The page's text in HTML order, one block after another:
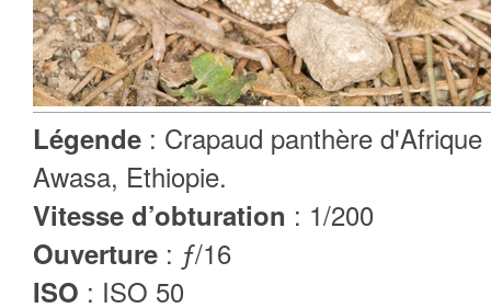
Légende : Crapaud panthère
Awasa, Ethiopie.
Vitesse d’obturation : 1/200
Ouverture : ƒ/16
ISO : ISO 50